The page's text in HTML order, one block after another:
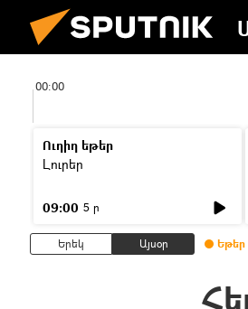
00:00
Ուղիղ եթեր
Լուրեր
09:00 5 ր
Երեկ Այսօր Եթեր